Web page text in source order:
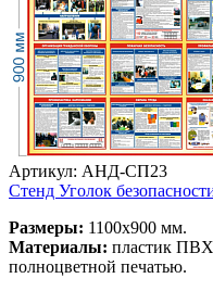
Артикул: АНД-СП23
Стенд Уголок
Размеры: 1100х900 мм.
Материалы: пластик
полноцветной печатью.